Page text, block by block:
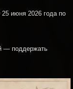
июня 2026 года по
— поддержать